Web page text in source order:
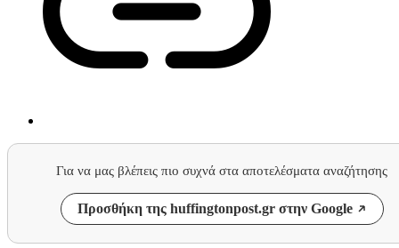
Για να μας βλέπεις πιο συχνά στα αποτελέσματα αναζήτησης
Προσθήκη της huffingtonpost.gr στην Google